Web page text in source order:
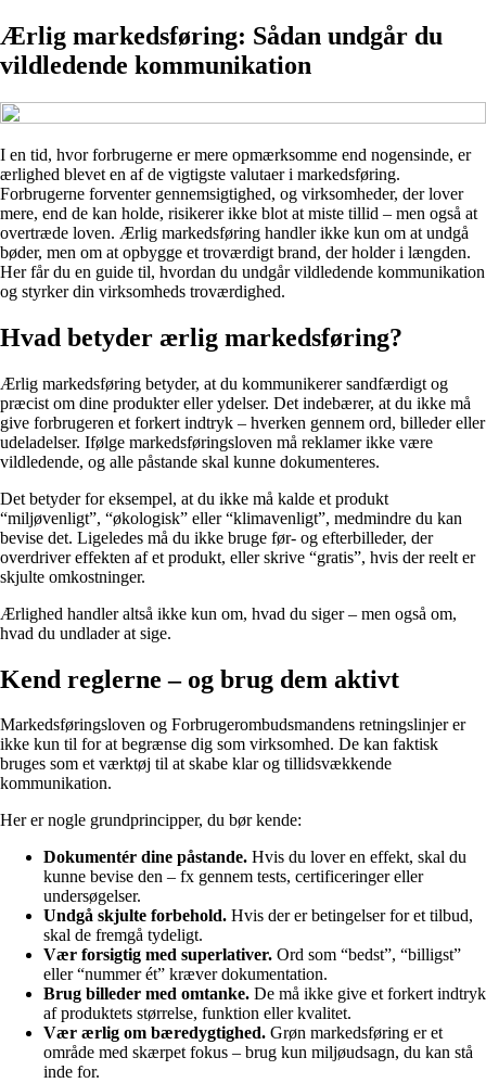
Ærlig markedsføring: Sådan undgår du
vildledende kommunikation
I en tid, hvor forbrugerne er mere opmærksomme end nogensinde, er
ærlighed blevet en af de vigtigste valutaer i markedsføring.
Forbrugerne forventer gennemsigtighed, og virksomheder, der lover
mere, end de kan holde, risikerer ikke blot at miste tillid – men også at
overtræde loven. Ærlig markedsføring handler ikke kun om at undgå
bøder, men om at opbygge et troværdigt brand, der holder i længden.
Her får du en guide til, hvordan du undgår vildledende kommunikation
og styrker din virksomheds troværdighed.
Hvad betyder ærlig markedsføring?
Ærlig markedsføring betyder, at du kommunikerer sandfærdigt og
præcist om dine produkter eller ydelser. Det indebærer, at du ikke må
give forbrugeren et forkert indtryk – hverken gennem ord, billeder eller
udeladelser. Ifølge markedsføringsloven må reklamer ikke være
vildledende, og alle påstande skal kunne dokumenteres.
Det betyder for eksempel, at du ikke må kalde et produkt
“miljøvenligt”, “økologisk” eller “klimavenligt”, medmindre du kan
bevise det. Ligeledes må du ikke bruge før- og efterbilleder, der
overdriver effekten af et produkt, eller skrive “gratis”, hvis der reelt er
skjulte omkostninger.
Ærlighed handler altså ikke kun om, hvad du siger – men også om,
hvad du undlader at sige.
Kend reglerne – og brug dem aktivt
Markedsføringsloven og Forbrugerombudsmandens retningslinjer er
ikke kun til for at begrænse dig som virksomhed. De kan faktisk
bruges som et værktøj til at skabe klar og tillidsvækkende
kommunikation.
Her er nogle grundprincipper, du bør kende:
Dokumentér dine påstande. Hvis du lover en effekt, skal du
kunne bevise den – fx gennem tests, certificeringer eller
undersøgelser.
Undgå skjulte forbehold. Hvis der er betingelser for et tilbud,
skal de fremgå tydeligt.
Vær forsigtig med superlativer. Ord som “bedst”, “billigst”
eller “nummer ét” kræver dokumentation.
Brug billeder med omtanke. De må ikke give et forkert indtryk
af produktets størrelse, funktion eller kvalitet.
Vær ærlig om bæredygtighed. Grøn markedsføring er et
område med skærpet fokus – brug kun miljøudsagn, du kan stå
inde for.